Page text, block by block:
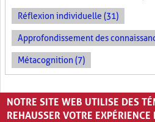
Réflexion individuelle (31)
Approfondissement des
Métacognition (7)
PAGES
1 2 3 › »
NOTRE SITE WEB UTILISE DES
REHAUSSER VOTRE